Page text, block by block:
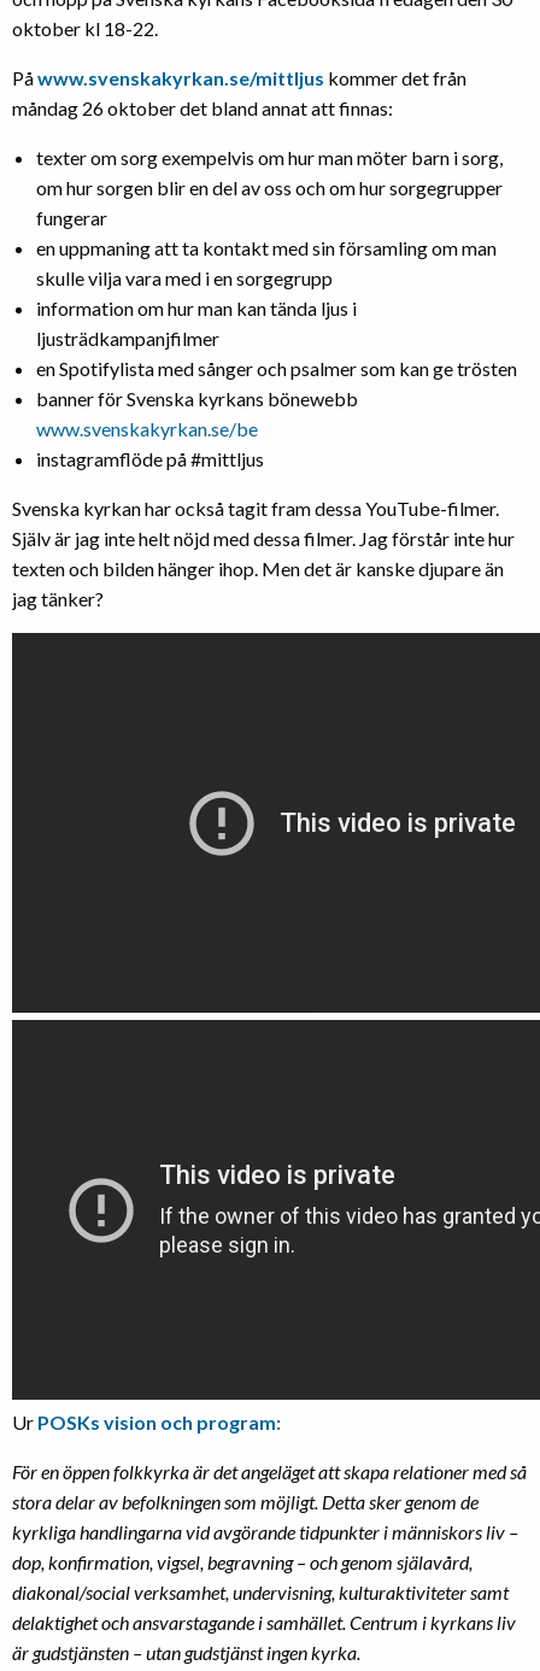
oktober kl 18-22.
Påwww.svenskakyrkan.se/mittljus kommer det från
måndag 26 oktober det bland annat att finnas:
texter om sorg exempelvis om hur man möter barn i sorg,
om hur sorgen blir en del av oss och om hur sorgegrupper
fungerar
en uppmaning att ta kontakt med sin församling om man
skulle vilja vara med i en sorgegrupp
information om hur man kan tända ljus i
ljusträdkampanjfilmer
en Spotifylista med sånger och psalmer som kan ge trösten
banner för Svenska kyrkans bönewebb
www.svenskakyrkan.se/be
instagramflöde på #mittljus
Svenska kyrkan har också tagit fram dessa YouTube-filmer.
Själv är jag inte helt nöjd med dessa filmer. Jag förstår inte hur
texten och bilden hänger ihop. Men det är kanske djupare än
jag tänker?
Ur POSKs vision och program:
För en öppen folkkyrka är det angeläget att skapa relationer med så
stora delar av befolkningen som möjligt. Detta sker genom de
kyrkligahandlingarna vid avgörande tidpunkter i människors liv –
dop,konfirmation, vigsel, begravning – och genom själavård,
diakonal/socialverksamhet, undervisning, kulturaktiviteter samt
delaktighet ochansvarstagande i samhället. Centrum i kyrkans liv
är gudstjänsten – utangudstjänst ingen kyrka.